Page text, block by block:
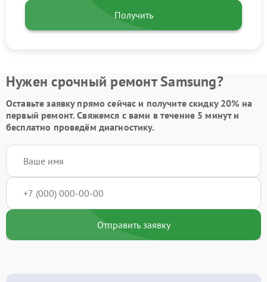
Получить
Нужен срочный ремонт Samsung?
Оставьте заявкупрямо сейчас и получите скидку 20% на
первый ремонт. Свяжемся с вами в течение 5 минут и
бесплатно проведём диагностику.
Отправить заявку